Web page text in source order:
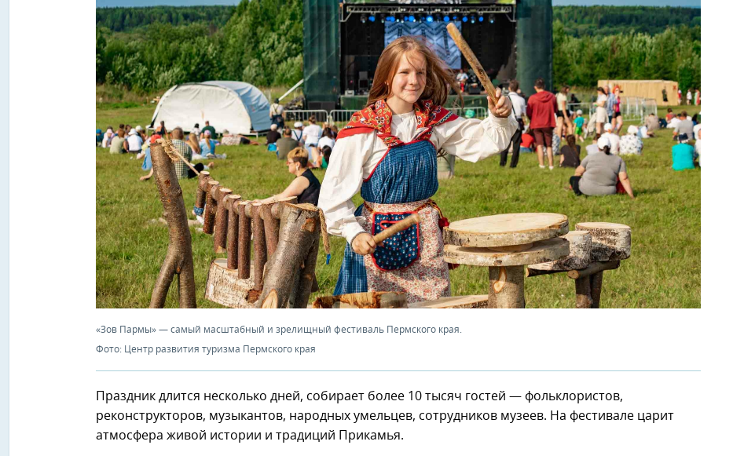
«Зов Пармы» — самый масштабный и зрелищный фестиваль Пермского края.
Фото: Центр развития туризма Пермского края
Праздник длится несколько дней, собирает более 10 тысяч гостей — фольклористов,
реконструкторов, музыкантов, народных умельцев, сотрудников музеев. На фестивале царит
атмосфера живой истории и традиций Прикамья.